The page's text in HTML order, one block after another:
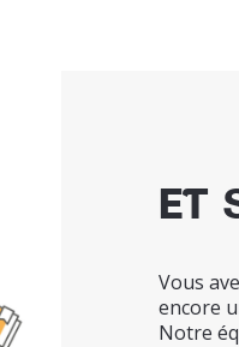
ET
Vous
encore
Notre